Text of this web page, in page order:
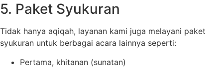
5. Paket Syukuran
Tidak hanya aqiqah, layanan kami juga melayani paket
syukuran untuk berbagai acara lainnya seperti:
Pertama, khitanan (sunatan)